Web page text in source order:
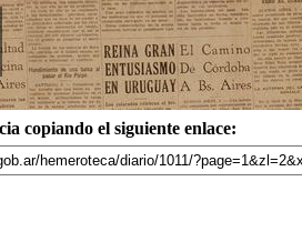
copiando el siguiente enlace: